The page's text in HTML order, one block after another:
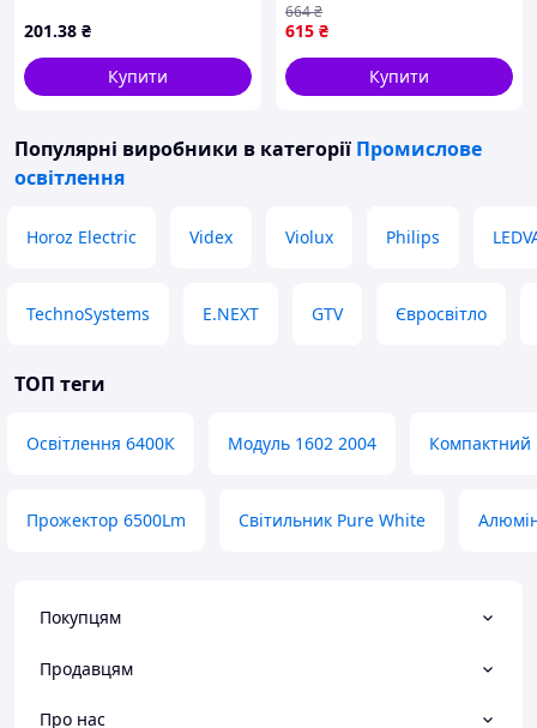
201.38 ₴
Купити
5000K Чорний освітлення
для дому та офісу світ DE
615 ₴
664₴
Купити
Популярні виробники в категорії Промислове
освітлення
Horoz Electric Videx Violux Philips
TechnoSystems E.NEXT GTV Євросвітло
ТОП теги
Освітлення 6400К Модуль 1602 2004 Компактний
Прожектор 6500Lm Світильник Pure White
Покупцям
Продавцям
Про нас